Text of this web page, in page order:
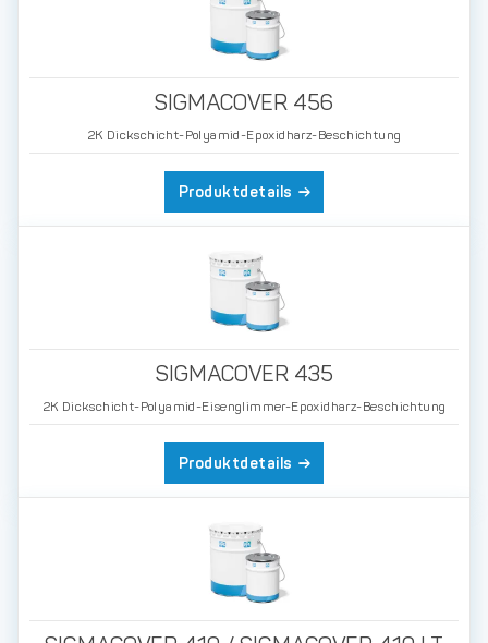
SIGMACOVER 456
2K Dickschicht-Polyamid-Epoxidharz-Beschichtung
Produktdetails
SIGMACOVER 435
2K Dickschicht-Polyamid-Eisenglimmer-Epoxidharz-Beschichtung
Produktdetails